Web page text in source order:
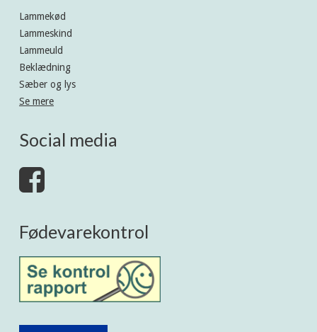
Lammekød
Lammeskind
Lammeuld
Beklædning
Sæber og lys
Se mere
Social media
Fødevarekontrol